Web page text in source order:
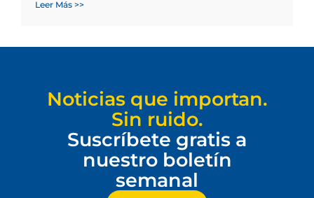
Leer Más >>
Noticias que importan.
Sin ruido.
Suscríbete gratis a
nuestro boletín
semanal